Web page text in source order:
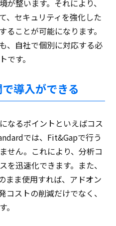
が整います。それにより、
、セキュリティを強化した
ることが可能になります。
、自社で個別に対応する必
です。
導入ができる
なるポイントといえばコス
では、Fit&Gapで行う
せん。これにより、分析コ
を迅速化できます。また、
まま使用すれば、アドオン
コストの削減だけでなく、